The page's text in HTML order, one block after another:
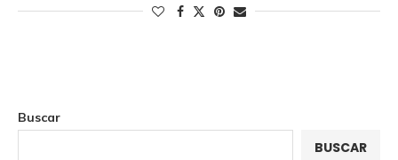
Buscar
BUSCAR